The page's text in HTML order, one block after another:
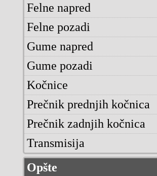
Felne napred
Felne pozadi
Gume napred
Gume pozadi
Kočnice
Prečnik prednjih kočnica
Prečnik zadnjih kočnica
Transmisija
Opšte